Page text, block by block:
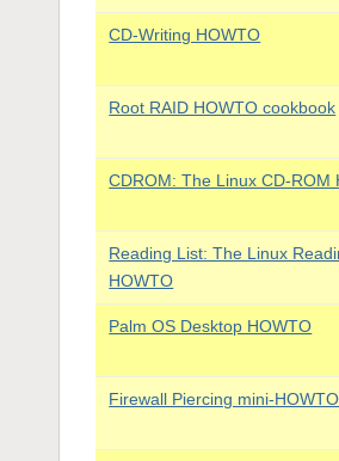
CD-Writing HOWTO
Root RAID HOWTO cookbook
CDROM: The Linux CD-ROM
Reading List: The Linux
HOWTO
Palm OS Desktop HOWTO
Firewall Piercing mini-HOWTO